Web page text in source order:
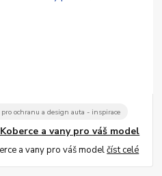
ochranu a design auta - inspirace
a vany pro váš model
a vany pro váš modelčíst celé